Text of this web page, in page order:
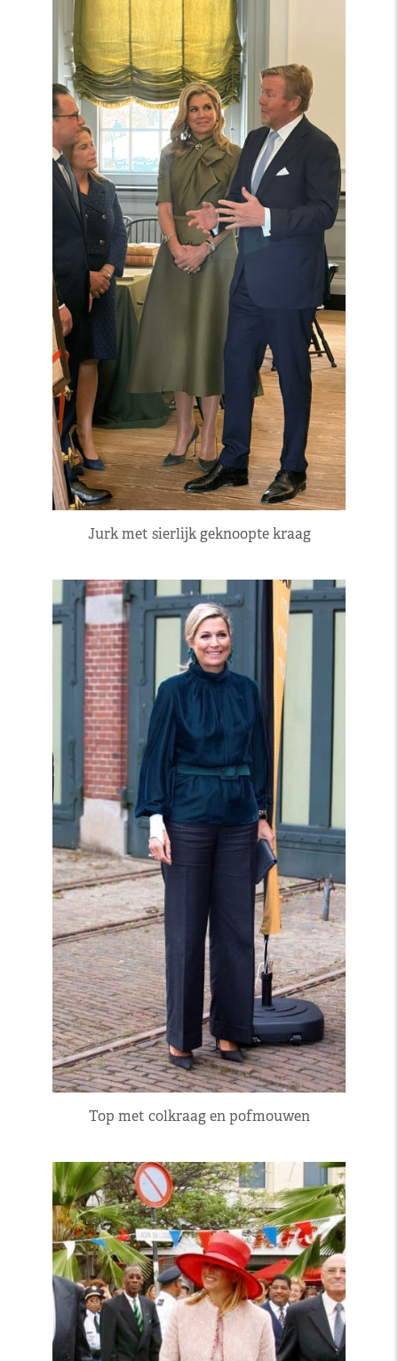
Jurk met sierlijk geknoopte kraag
Top met colkraag en pofmouwen